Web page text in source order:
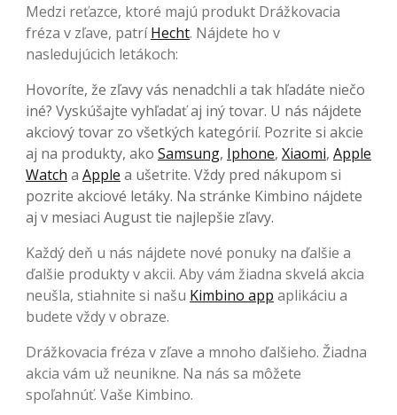
Medzi reťazce, ktoré majú produkt Drážkovacia
fréza v zľave, patríHecht. Nájdete ho v
nasledujúcich letákoch:
Hovoríte, že zľavy vás nenadchli a tak hľadáte niečo
iné? Vyskúšajte vyhľadať aj iný tovar. U nás nájdete
akciový tovar zo všetkých kategórií. Pozrite si akcie
aj na produkty, ako Samsung, Iphone, Xiaomi, Apple
Watch a Apple a ušetrite. Vždy pred nákupom si
pozrite akciové letáky. Na stránke Kimbino nájdete
aj v mesiaci August tie najlepšie zľavy.
Každý deň u nás nájdete nové ponuky na ďalšie a
ďalšie produkty v akcii. Aby vám žiadna skvelá akcia
neušla, stiahnite si našu Kimbino app aplikáciu a
budete vždy v obraze.
Drážkovacia fréza v zľave a mnoho ďalšieho. Žiadna
akcia vám už neunikne. Na nás sa môžete
spoľahnúť. Vaše Kimbino.